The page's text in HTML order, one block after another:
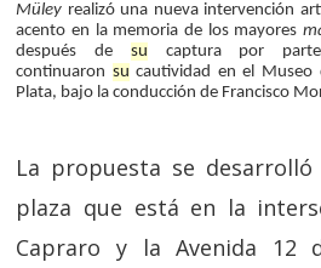
Müley realizó una nueva intervención
acento en la memoria de los mayores
después de su captura por
continuaron su cautividad en el Museo
Plata, bajo la conducción de Francisco
La propuesta se
plaza que está en la
Capraro y la Avenida 12